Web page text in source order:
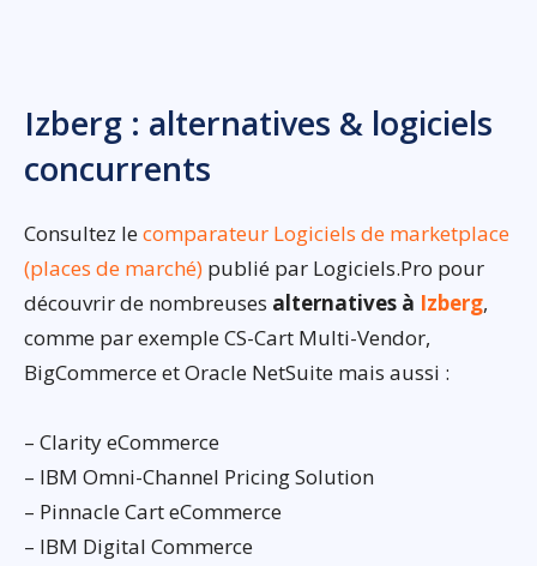
Izberg : alternatives & logiciels
concurrents
Consultez lecomparateur Logiciels de marketplace
(places de marché) publié par Logiciels.Pro pour
découvrir de nombreuses alternatives à Izberg,
comme par exemple CS-Cart Multi-Vendor,
BigCommerce et Oracle NetSuite mais aussi :
– Clarity eCommerce
– IBM Omni-Channel Pricing Solution
– Pinnacle Cart eCommerce
– IBM Digital Commerce